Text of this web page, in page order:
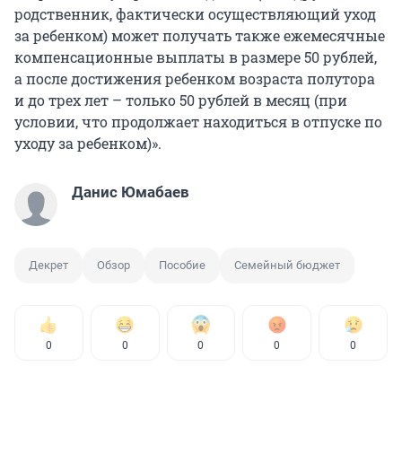
родственник, фактически осуществляющий уход
за ребенком) может получать также ежемесячные
компенсационные выплаты в размере 50 рублей,
а после достижения ребенком возраста полутора
и до трех лет – только 50 рублей в месяц (при
условии, что продолжает находиться в отпуске по
уходу за ребенком)».
Данис Юмабаев
Декрет Обзор Пособие Семейный бюджет
0 0 0 0 0